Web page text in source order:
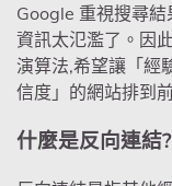
Google 重視搜尋
資訊太氾濫了。因
演算法,希望讓「經
信度」的網站排到
什麼是反向連結?